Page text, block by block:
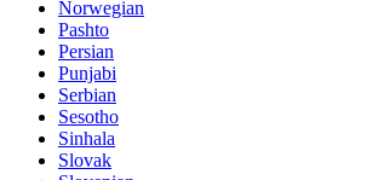
Norwegian
Pashto
Persian
Punjabi
Serbian
Sesotho
Sinhala
Slovak